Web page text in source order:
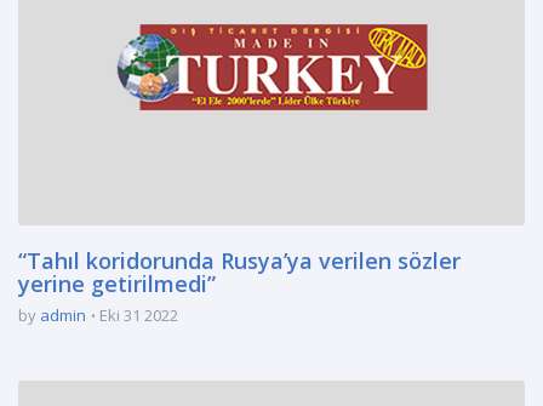
“Tahıl koridorunda Rusya’ya verilen sözler
yerine getirilmedi”
by admin Eki 31 2022